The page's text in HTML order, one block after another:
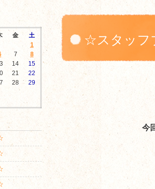
☆スタッフ
今
金 土
1
7
8
14
15
21
22
28
29